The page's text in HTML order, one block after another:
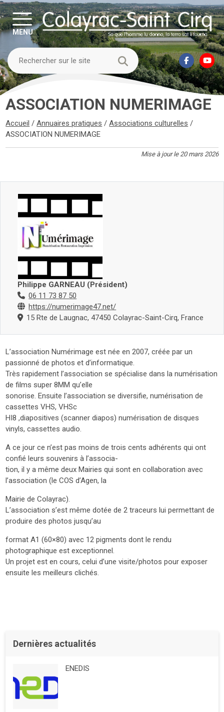
MENU
ASSOCIATION NUMERIMAGE
Accueil /Annuaires pratiques /Associations culturelles /
ASSOCIATION NUMERIMAGE
Mise à jour le 20 mars 2026
Philippe GARNEAU (Président)
06 11 73 87 50
https://numerimage47.net/
15 Rte de Laugnac, 47450 Colayrac-Saint-Cirq, France
L’association Numérimage est née en 2007, créée par un
passionné de photos et d’informatique.
Très rapidement l’association se spécialise dans la numérisation
de films super 8MM qu’elle
sonorise. Ensuite l’association se diversifie, numérisation de
cassettes VHS, VHSc
HI8 ,diapositives (scanner diapos) numérisation de disques
vinyls, cassettes audio.
A ce jour ce n’est pas moins de trois cents adhérents qui ont
confié leurs souvenirs à l’associa-
tion, il y a même deux Mairies qui sont en collaboration avec
l’association (le COS d’Agen, la
Mairie de Colayrac).
L’association s’est même dotée de 2 traceurs lui permettant de
produire des photos jusqu’au
format A1 (60×80) avec 12 pigments dont le rendu
photographique est exceptionnel.
Un projet est en cours, celui d’une visite/photos pour exposer
ensuite les meilleurs clichés.
Dernières actualités
ENEDIS